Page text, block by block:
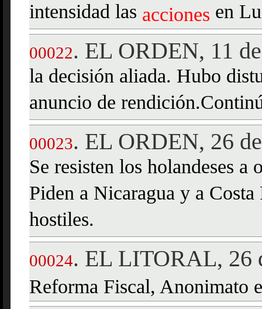
intensidad las acciones en
00022. EL ORDEN, 11
la decisión aliada. Hubo
anuncio de
00023. EL ORDEN, 26
Se resisten los holandeses
Piden a Nicaragua y a
hostiles.
00024. EL LITORAL, 26
Reforma Fiscal, Anonimato